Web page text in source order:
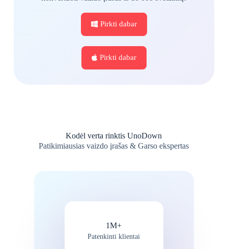
Pirkti dabar
Pirkti dabar
Kodėl verta rinktis UnoDown
Patikimiausias vaizdo įrašas & Garso ekspertas
1M+
Patenkinti klientai